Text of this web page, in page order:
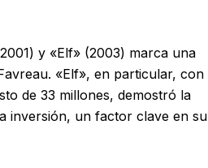
y «Elf» (2003) marca una
«Elf», en particular, con
de 33 millones, demostró la
inversión, un factor clave en su